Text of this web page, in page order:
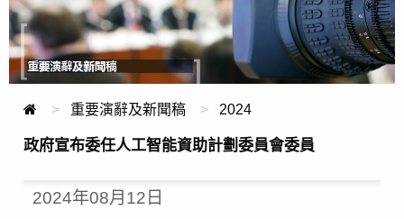
重要演辭及新聞稿 2024
政府宣布委任人工智能資助計劃委員會委員
2024年08月12日